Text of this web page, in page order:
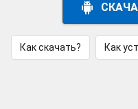
Как скачать? Как